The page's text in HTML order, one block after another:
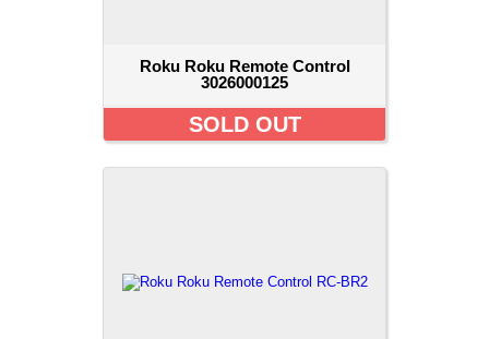
Roku Roku Remote Control
3026000125
SOLD OUT